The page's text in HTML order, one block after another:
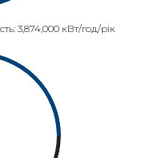
3,874,000 кВт/год/рік